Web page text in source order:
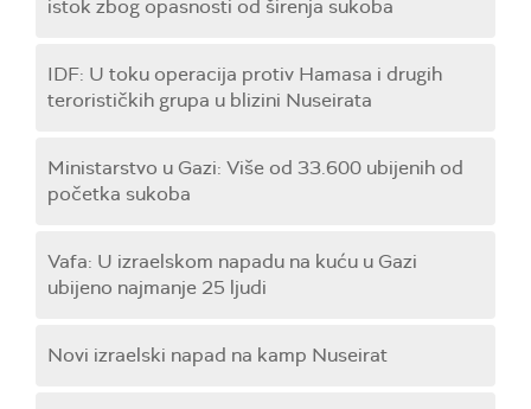
istok zbog opasnosti od širenja sukoba
IDF: U toku operacija protiv Hamasa i drugih
terorističkih grupa u blizini Nuseirata
Ministarstvo u Gazi: Više od 33.600 ubijenih od
početka sukoba
Vafa: U izraelskom napadu na kuću u Gazi
ubijeno najmanje 25 ljudi
Novi izraelski napad na kamp Nuseirat